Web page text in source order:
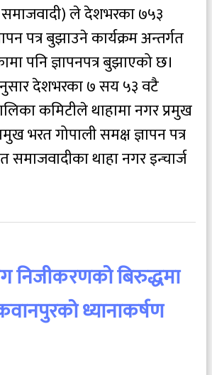
ले देशभरका ७५३
पत्र बुझाउने कार्यक्रम अन्तर्गत
पनि ज्ञापनपत्र बुझाएको छ।
देशभरका ७ सय ५३ वटै
कमिटीले थाहामा नगर प्रमुख
भरत गोपाली समक्ष ज्ञापन पत्र
थाहा नगर इन्चार्ज
निजीकरणको बिरुद्धमा
ध्यानाकर्षण